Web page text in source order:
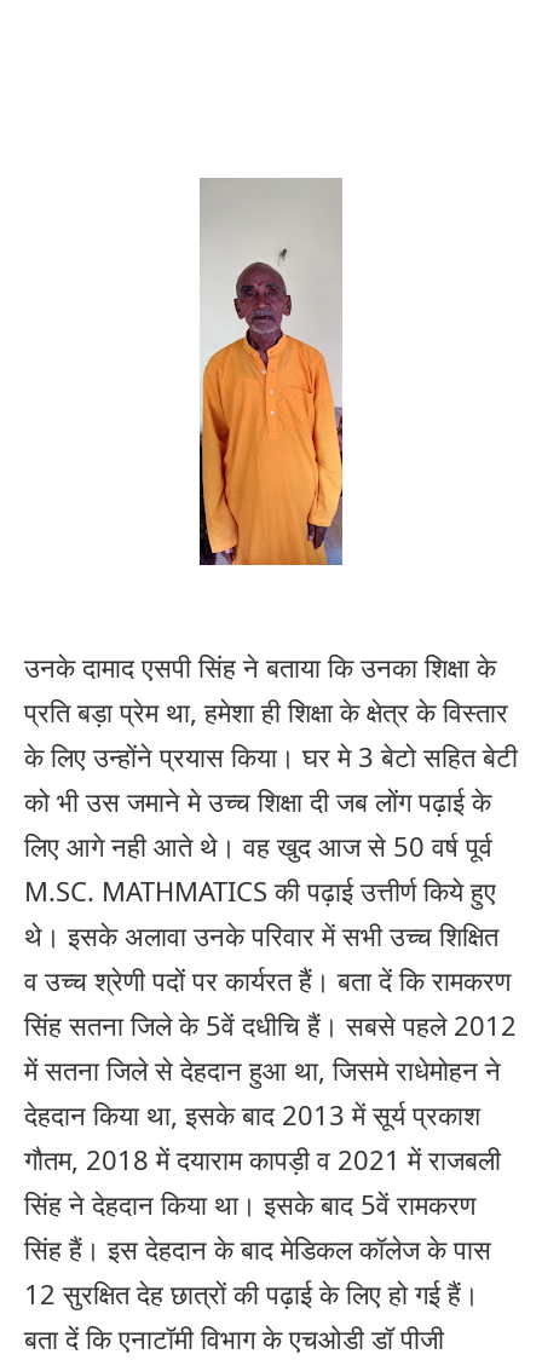
उनके दामाद एसपी सिंह ने बताया कि उनका शिक्षा के
प्रति बड़ा प्रेम था, हमेशा ही शिक्षा के क्षेत्र के विस्तार
के लिए उन्होंने प्रयास किया। घर मे 3 बेटो सहित बेटी
को भी उस जमाने मे उच्च शिक्षा दी जब लोंग पढ़ाई के
लिए आगे नही आते थे। वह खुद आज से 50 वर्ष पूर्व
M.SC. MATHMATICS की पढ़ाई उत्तीर्ण किये हुए
थे। इसके अलावा उनके परिवार में सभी उच्च शिक्षित
व उच्च श्रेणी पदों पर कार्यरत हैं। बता दें कि रामकरण
सिंह सतना जिले के 5वें दधीचि हैं। सबसे पहले 2012
में सतना जिले से देहदान हुआ था, जिसमे राधेमोहन ने
देहदान किया था, इसके बाद 2013 में सूर्य प्रकाश
गौतम, 2018 में दयाराम कापड़ी व 2021 में राजबली
सिंह ने देहदान किया था। इसके बाद 5वें रामकरण
सिंह हैं। इस देहदान के बाद मेडिकल कॉलेज के पास
12 सुरक्षित देह छात्रों की पढ़ाई के लिए हो गई हैं।
बता दें कि एनाटॉमी विभाग के एचओडी डॉ पीजी